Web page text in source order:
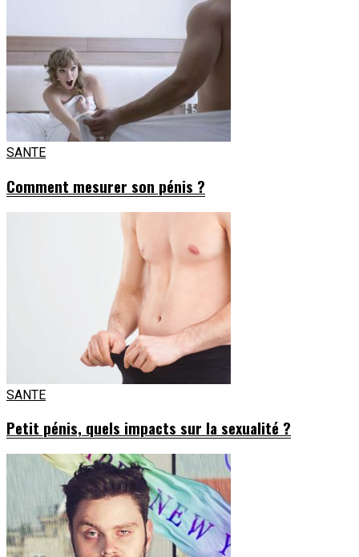
SANTE
Comment mesurer son pénis ?
SANTE
Petit pénis, quels impacts sur la sexualité ?